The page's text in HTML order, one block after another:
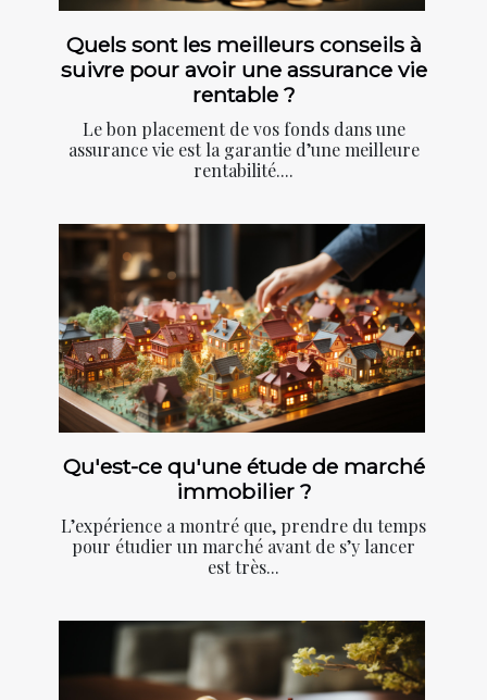
Quels sont les meilleurs conseils à
suivre pour avoir une assurance vie
rentable ?
Le bon placement de vos fonds dans une
assurance vie est la garantie d’une meilleure
rentabilité....
Qu'est-ce qu'une étude de marché
immobilier ?
L’expérience a montré que, prendre du temps
pour étudier un marché avant de s’y lancer
est très...